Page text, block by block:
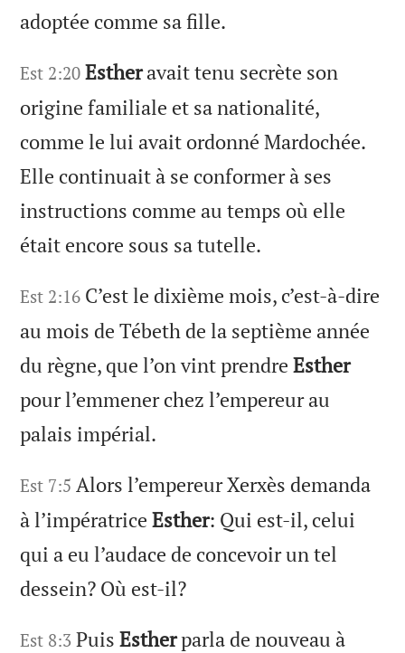
adoptée comme sa fille.
Est 2:20 Estheravait tenu secrète son
origine familiale et sa nationalité,
comme le lui avait ordonné Mardochée.
Elle continuait à se conformer à ses
instructions comme au temps où elle
était encore sous sa tutelle.
Est 2:16 C’est le dixième mois, c’est-à-dire
au mois de Tébeth de la septième année
du règne, que l’on vint prendreEsther
pour l’emmener chez l’empereur au
palais impérial.
Est 7:5 Alors l’empereur Xerxès demanda
à l’impératriceEsther: Qui est-il, celui
qui a eu l’audace de concevoir un tel
dessein? Où est-il?
Est 8:3 PuisEstherparla de nouveau à